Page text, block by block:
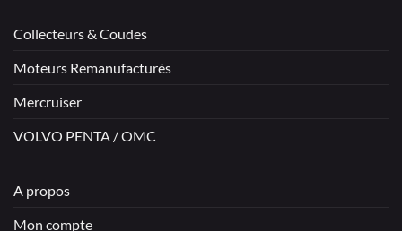
Collecteurs & Coudes
Moteurs Remanufacturés
Mercruiser
VOLVO PENTA / OMC
A propos
Mon compte